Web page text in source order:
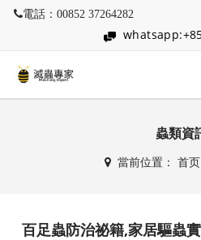
電話：00852 37264282
蟲類資
當前位置： 首页
百足蟲防治祕籍,家居驅蟲